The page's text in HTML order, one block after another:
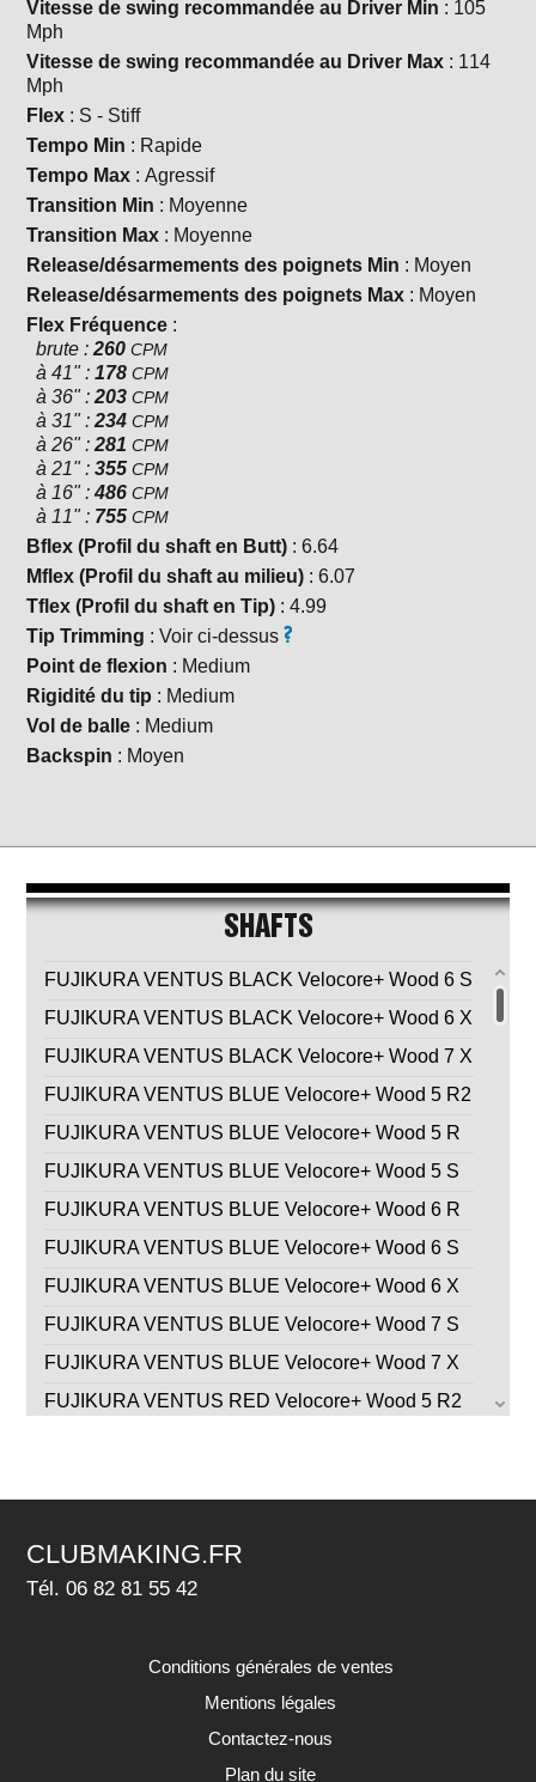
Vitesse de swing recommandée au Driver Min : 105
Mph
Vitesse de swing recommandée au Driver Max : 114
Mph
Flex : S - Stiff
Tempo Min : Rapide
Tempo Max : Agressif
Transition Min : Moyenne
Transition Max : Moyenne
Release/désarmements des poignets Min : Moyen
Release/désarmements des poignets Max : Moyen
Flex Fréquence :
brute :260 CPM
à 41" :178 CPM
à 36" :203 CPM
à 31" :234 CPM
à 26" :281 CPM
à 21" :355 CPM
à 16" :486 CPM
à 11" : 755 CPM
Bflex (Profil du shaft en Butt) : 6.64
Mflex (Profil du shaft au milieu) : 6.07
Tflex (Profil du shaft en Tip) : 4.99
Tip Trimming : Voir ci-dessus
Point de flexion : Medium
Rigidité du tip : Medium
Vol de balle : Medium
Backspin : Moyen
SHAFTS
FUJIKURA VENTUS BLACK Velocore+ Wood 6 S
FUJIKURA VENTUS BLACK Velocore+ Wood 6 X
FUJIKURA VENTUS BLACK Velocore+ Wood 7 X
FUJIKURA VENTUS BLUE Velocore+ Wood 5 R2
FUJIKURA VENTUS BLUE Velocore+ Wood 5 R
FUJIKURA VENTUS BLUE Velocore+ Wood 5 S
FUJIKURA VENTUS BLUE Velocore+ Wood 6 R
FUJIKURA VENTUS BLUE Velocore+ Wood 6 S
FUJIKURA VENTUS BLUE Velocore+ Wood 6 X
FUJIKURA VENTUS BLUE Velocore+ Wood 7 S
FUJIKURA VENTUS BLUE Velocore+ Wood 7 X
FUJIKURA VENTUS RED Velocore+ Wood 5 R2
FUJIKURA VENTUS RED Velocore+ Wood 6 S
FUJIKURA VENTUS RED Velocore+ Wood 6 X
GRAPHITE DESIGN TOUR AD CQ Wood 5 R1
GRAPHITE DESIGN TOUR AD CQ Wood 6 S
GRAPHITE DESIGN TOUR AD CQ Wood 7 X
CLUBMAKING.FR
Tél. 06 82 81 55 42
Conditions générales de ventes
Mentions légales
Contactez-nous
Plan du site